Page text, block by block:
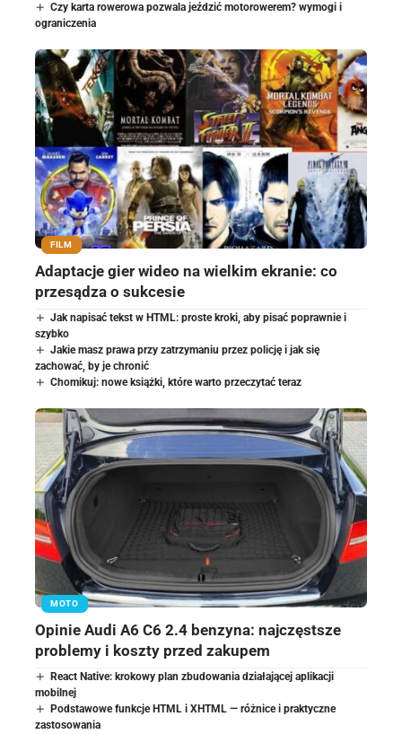
Czy karta rowerowa pozwala jeździć motorowerem? wymogi i
ograniczenia
FILM
Adaptacje gier wideo na wielkim ekranie: co
przesądza o sukcesie
Jak napisać tekst w HTML: proste kroki, aby pisać poprawnie i
szybko
Jakie masz prawa przy zatrzymaniu przez policję i jak się
zachować, by je chronić
Chomikuj: nowe książki, które warto przeczytać teraz
MOTO
Opinie Audi A6 C6 2.4 benzyna: najczęstsze
problemy i koszty przed zakupem
React Native: krokowy plan zbudowania działającej aplikacji
mobilnej
Podstawowe funkcje HTML i XHTML — różnice i praktyczne
zastosowania